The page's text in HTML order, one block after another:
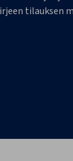
tilauksen